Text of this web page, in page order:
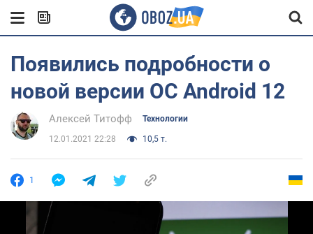
Появились подробности о
новой версии ОС Android 12
Алексей Титофф Технологии
12.01.2021 22:28 10,5 т.
1